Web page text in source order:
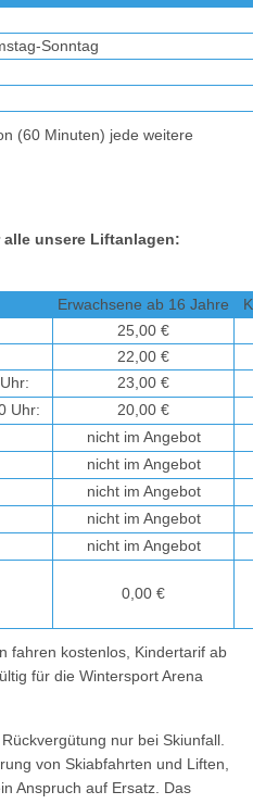
Sonntag
(60 Minuten) jede weitere
unsere Liftanlagen:
Erwachsene ab 16 Jahre
25,00 €
22,00 €
23,00 €
Uhr:
20,00 €
nicht im Angebot
nicht im Angebot
nicht im Angebot
nicht im Angebot
nicht im Angebot
0,00 €
fahren kostenlos, Kindertarif ab
für die Wintersport Arena
nur bei Skiunfall.
von Skiabfahrten und Liften,
Anspruch auf Ersatz. Das